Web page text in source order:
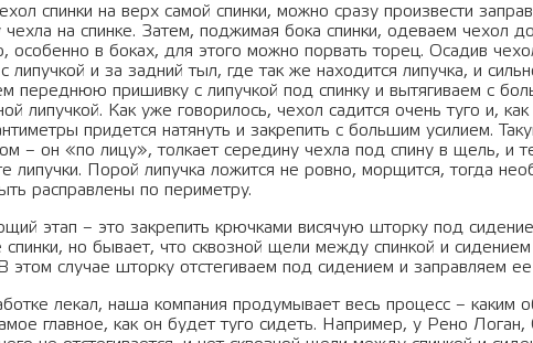
спинки на верх самой спинки, можно сразу произвести
чехла на спинке. Затем, поджимая бока спинки, одеваем чехол
особенно в боках, для этого можно порвать торец. Осадив
липучкой и за задний тыл, где так же находится липучка, и
переднюю пришивку с липучкой под спинку и вытягиваем с
липучкой. Как уже говорилось, чехол садится очень туго и,
придется натянуть и закрепить с большим усилием.
– он «по лицу», толкает середину чехла под спину в щель, и
липучки. Порой липучка ложится не ровно, морщится, тогда
расправлены по периметру.
этап – это закрепить крючками висячую шторку под
спинки, но бывает, что сквозной щели между спинкой и
этом случае шторку отстегиваем под сидением и заправляем
лекал, наша компания продумывает весь процесс – каким
главное, как он будет туго сидеть. Например, у Рено